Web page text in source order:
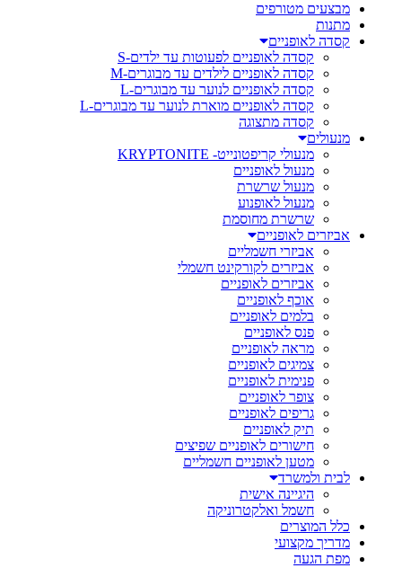
מבצעים מטורפים
מתנות
קסדה לאופניים
קסדה לאופניים לפעוטות עד ילדים-S
קסדה לאופניים לילדים עד מבוגרים-M
קסדה לאופניים לנוער עד מבוגרים-L
קסדה לאופניים מוארת לנוער עד מבוגרים-L
קסדה מתצוגה
מנעולים
מנעולי קריפטונייט- KRYPTONITE
מנעול לאופניים
מנעול שרשרת
מנעול לאופנוע
שרשרת מחוסמת
אביזרים לאופניים
אביזרי חשמליים
אביזרים לקורקינט חשמלי
אביזרים לאופניים
אוכף לאופניים
בלמים לאופניים
פנס לאופניים
מראה לאופניים
צמיגים לאופניים
פנימית לאופניים
צופר לאופניים
גריפים לאופניים
תיק לאופניים
חישורים לאופניים שפיצים
מטען לאופניים חשמליים
לבית ולמשרד
היגיינה אישית
חשמל ואלקטרוניקה
כלל המוצרים
מדריך מקצועי
מפת הגעה